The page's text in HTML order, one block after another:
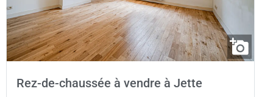
Rez-de-chaussée à vendre à Jette